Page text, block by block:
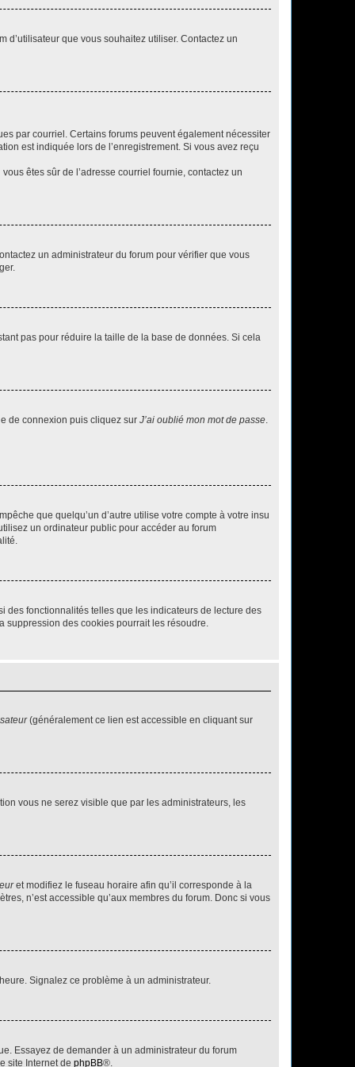
d’utilisateur que vous souhaitez utiliser. Contactez un
par courriel. Certains forums peuvent également nécessiter
est indiquée lors de l’enregistrement. Si vous avez reçu
êtes sûr de l’adresse courriel fournie, contactez un
un administrateur du forum pour vérifier que vous
pas pour réduire la taille de la base de données. Si cela
de connexion puis cliquez sur J’ai oublié mon mot de passe.
que quelqu’un d’autre utilise votre compte à votre insu
un ordinateur public pour accéder au forum
des fonctionnalités telles que les indicateurs de lecture des
suppression des cookies pourrait les résoudre.
(généralement ce lien est accessible en cliquant sur
vous ne serez visible que par les administrateurs, les
et modifiez le fuseau horaire afin qu’il corresponde à la
n’est accessible qu’aux membres du forum. Donc si vous
Signalez ce problème à un administrateur.
Essayez de demander à un administrateur du forum
site Internet de phpBB®.